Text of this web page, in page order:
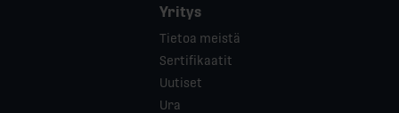
Yritys
Tietoa meistä
Sertifikaatit
Uutiset
Ura